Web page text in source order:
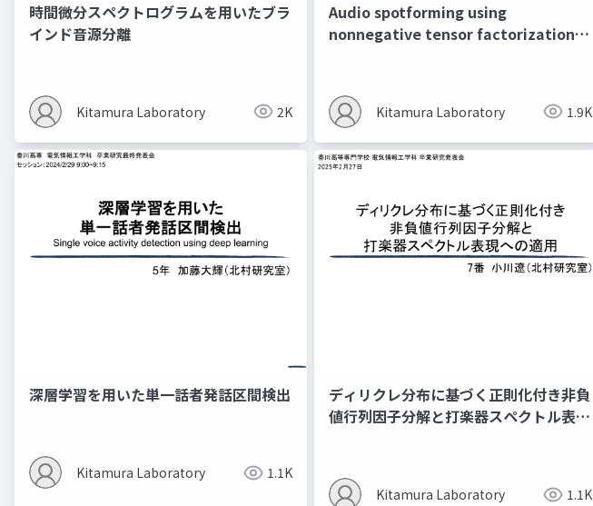
時間微分スペクトログラムを用いたブラ
インド音源分離
Kitamura Laboratory 2K
Audio spotforming using
nonnegative tensor factorization
Kitamura Laboratory 1.9K
深層学習を用いた単一話者発話区間検出
Kitamura Laboratory 1.1K
ディリクレ分布に基づく正則化付き非負
値行列因子分解と打楽器スペクトル表現
Kitamura Laboratory 1.1K